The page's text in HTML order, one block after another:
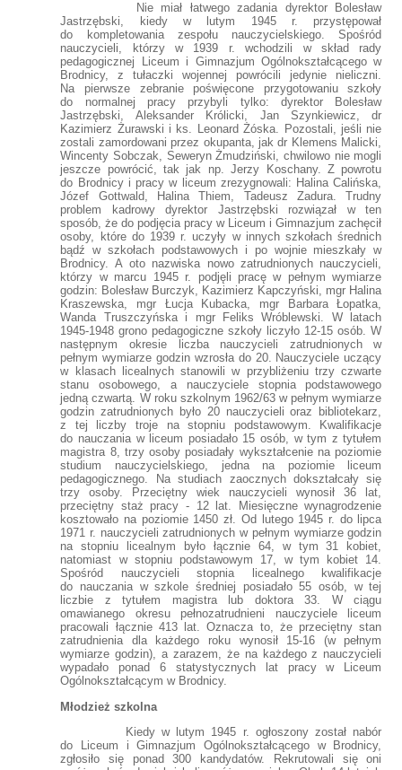
Nie miał łatwego zadania dyrektor Bolesław
Jastrzębski, kiedy w lutym 1945 r. przystępował
do kompletowania zespołu nauczycielskiego. Spośród
nauczycieli, którzy w 1939 r. wchodzili w skład rady
pedagogicznej Liceum i Gimnazjum Ogólnokształcącego w
Brodnicy, z tułaczki wojennej powrócili jedynie nieliczni.
Na pierwsze zebranie poświęcone przygotowaniu szkoły
do normalnej pracy przybyli tylko: dyrektor Bolesław
Jastrzębski, Aleksander Królicki, Jan Szynkiewicz, dr
Kazimierz Żurawski i ks. Leonard Żóska. Pozostali, jeśli nie
zostali zamordowani przez okupanta, jak dr Klemens Malicki,
Wincenty Sobczak, Seweryn Żmudziński, chwilowo nie mogli
jeszcze powrócić, tak jak np. Jerzy Koschany. Z powrotu
do Brodnicy i pracy w liceum zrezygnowali: Halina Calińska,
Józef Gottwald, Halina Thiem, Tadeusz Zadura. Trudny
problem kadrowy dyrektor Jastrzębski rozwiązał w ten
sposób, że do podjęcia pracy w Liceum i Gimnazjum zachęcił
osoby, które do 1939 r. uczyły w innych szkołach średnich
bądź w szkołach podstawowych i po wojnie mieszkały w
Brodnicy. A oto nazwiska nowo zatrudnionych nauczycieli,
którzy w marcu 1945 r. podjęli pracę w pełnym wymiarze
godzin: Bolesław Burczyk, Kazimierz Kapczyński, mgr Halina
Kraszewska, mgr Łucja Kubacka, mgr Barbara Łopatka,
Wanda Truszczyńska i mgr Feliks Wróblewski. W latach
1945-1948 grono pedagogiczne szkoły liczyło 12-15 osób. W
następnym okresie liczba nauczycieli zatrudnionych w
pełnym wymiarze godzin wzrosła do 20. Nauczyciele uczący
w klasach licealnych stanowili w przybliżeniu trzy czwarte
stanu osobowego, a nauczyciele stopnia podstawowego
jedną czwartą. W roku szkolnym 1962/63 w pełnym wymiarze
godzin zatrudnionych było 20 nauczycieli oraz bibliotekarz,
z tej liczby troje na stopniu podstawowym. Kwalifikacje
do nauczania w liceum posiadało 15 osób, w tym z tytułem
magistra 8, trzy osoby posiadały wykształcenie na poziomie
studium nauczycielskiego, jedna na poziomie liceum
pedagogicznego. Na studiach zaocznych dokształcały się
trzy osoby. Przeciętny wiek nauczycieli wynosił 36 lat,
przeciętny staż pracy - 12 lat. Miesięczne wynagrodzenie
kosztowało na poziomie 1450 zł. Od lutego 1945 r. do lipca
1971 r. nauczycieli zatrudnionych w pełnym wymiarze godzin
na stopniu licealnym było łącznie 64, w tym 31 kobiet,
natomiast w stopniu podstawowym 17, w tym kobiet 14.
Spośród nauczycieli stopnia licealnego kwalifikacje
do nauczania w szkole średniej posiadało 55 osób, w tej
liczbie z tytułem magistra lub doktora 33. W ciągu
omawianego okresu pełnozatrudnieni nauczyciele liceum
pracowali łącznie 413 lat. Oznacza to, że przeciętny stan
zatrudnienia dla każdego roku wynosił 15-16 (w pełnym
wymiarze godzin), a zarazem, że na każdego z nauczycieli
wypadało ponad 6 statystycznych lat pracy w Liceum
Ogólnokształcącym w Brodnicy.
Młodzież szkolna
Kiedy w lutym 1945 r. ogłoszony został nabór
do Liceum i Gimnazjum Ogólnokształcącego w Brodnicy,
zgłosiło się ponad 300 kandydatów. Rekrutowali się oni